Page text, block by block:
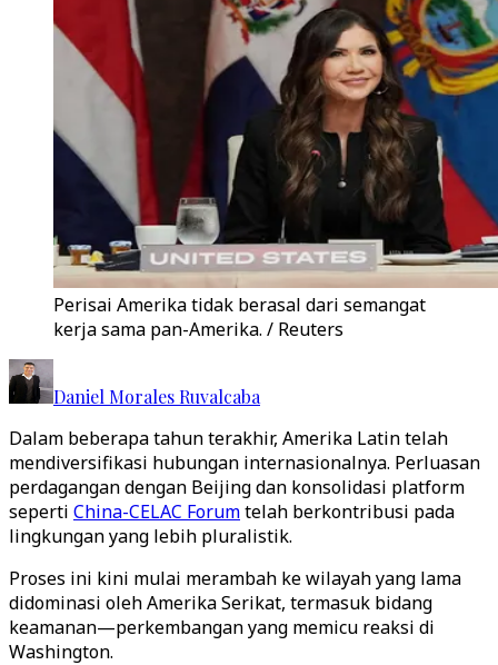
Perisai Amerika tidak berasal dari semangat
kerja sama pan-Amerika. / Reuters
Daniel Morales Ruvalcaba
Dalam beberapa tahun terakhir, Amerika Latin telah
mendiversifikasi hubungan internasionalnya. Perluasan
perdagangan dengan Beijing dan konsolidasi platform
seperti China-CELAC Forumtelah berkontribusi pada
lingkungan yang lebih pluralistik.
Proses ini kini mulai merambah ke wilayah yang lama
didominasi oleh Amerika Serikat, termasuk bidang
keamanan—perkembangan yang memicu reaksi di
Washington.